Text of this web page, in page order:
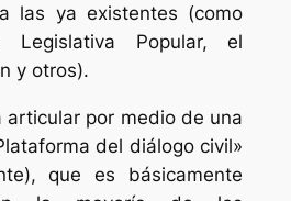
las ya existentes (como
Popular, el
y otros).
articular por medio de una
del diálogo civil»
que es básicamente